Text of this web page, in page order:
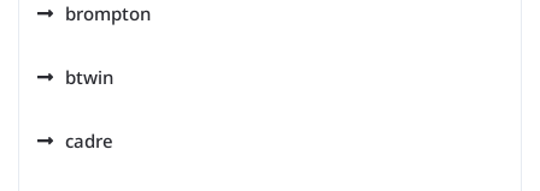
brompton
btwin
cadre